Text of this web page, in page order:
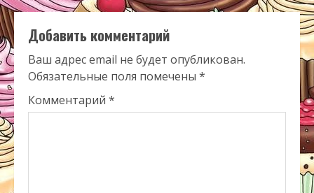
Добавить комментарий
Ваш адрес email не будет опубликован.
Обязательные поля помечены *
Комментарий *